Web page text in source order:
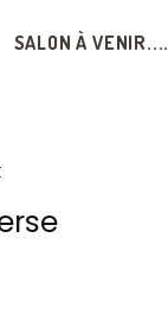
SALON À VENIR....